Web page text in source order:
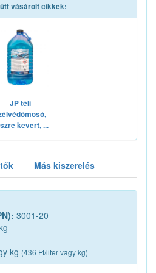
vásárolt cikkek:
JP téli
kevert, ...
Más kiszerelés
3001-20
kg (436 Ft/liter vagy kg)